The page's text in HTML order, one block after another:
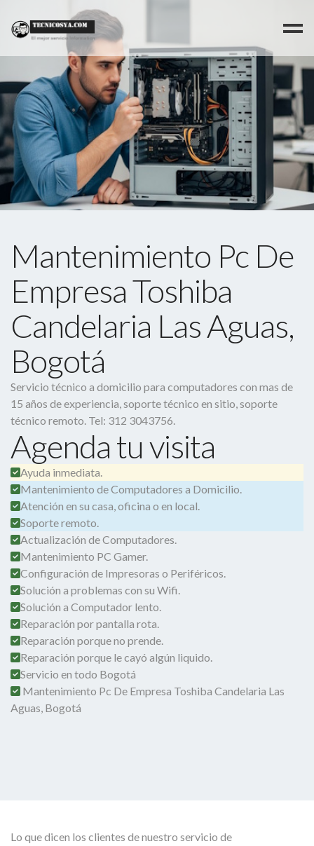
Mantenimiento Pc De
Empresa Toshiba
Candelaria Las Aguas,
Bogotá
Servicio técnico a domicilio para computadores con mas de
15 años de experiencia, soporte técnico en sitio, soporte
técnico remoto. Tel: 312 3043756.
Agenda tu visita
Ayuda inmediata.
Mantenimiento de Computadores a Domicilio.
Atención en su casa, oficina o en local.
Soporte remoto.
Actualización de Computadores.
Mantenimiento PC Gamer.
Configuración de Impresoras o Periféricos.
Solución a problemas con su Wifi.
Solución a Computador lento.
Reparación por pantalla rota.
Reparación porque no prende.
Reparación porque le cayó algún liquido.
Servicio en todo Bogotá
Mantenimiento Pc De Empresa Toshiba Candelaria Las
Aguas, Bogotá
Lo que dicen los clientes de nuestro servicio de